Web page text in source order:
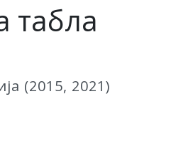
(2015, 2021)
табла